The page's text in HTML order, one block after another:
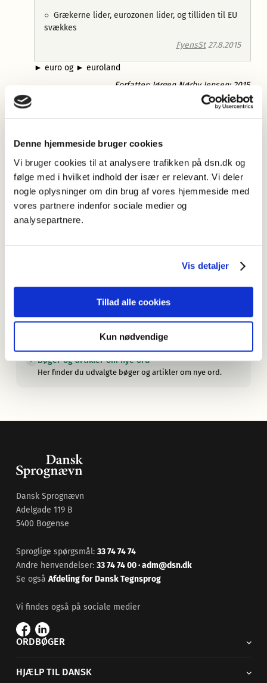
Denne hjemmeside bruger cookies
Vi bruger cookies til at analysere trafikken på dsn.dk og
følge med i hvilket indhold der især er relevant. Vi deler
nogle oplysninger om din brug af vores hjemmeside med
vores partnere indenfor sociale medier og
analysepartnere.
Vis detaljer
Tillad alle cookies
Kun nødvendige
○ Grækerne lider, eurozonen lider, og tilliden til EU
svækkes
FyensSt27.8.2015
► euroog ► euroland
Forfatter: Jørgen Nørby Jensen: 2015
Mere information
Juni 2026: Nye opslagsord
Her finder du en oversigt over Sprognævnets nyordslister.
Sprognævnet ser Ex on the Beach
— men ikke kun for drama og drukturenes skyld.
Om Nye ord i dansk
Læs mere om nye ord her.
Her finder du en oversigt over andre landes nyordslister
og kåringer af årets ord.
Bøger og artikler om nye ord
Her finder du udvalgte bøger og artikler om nye ord.
Dansk Sprognævn
Adelgade 119 B
5400 Bogense
Sproglige spørgsmål: 33 74 74 74
Andre henvendelser: 33 74 74 00·adm@dsn.dk
Se også Afdeling for Dansk Tegnsprog
Vi findes også på sociale medier
ORDBØGER
HJÆLP TIL DANSK